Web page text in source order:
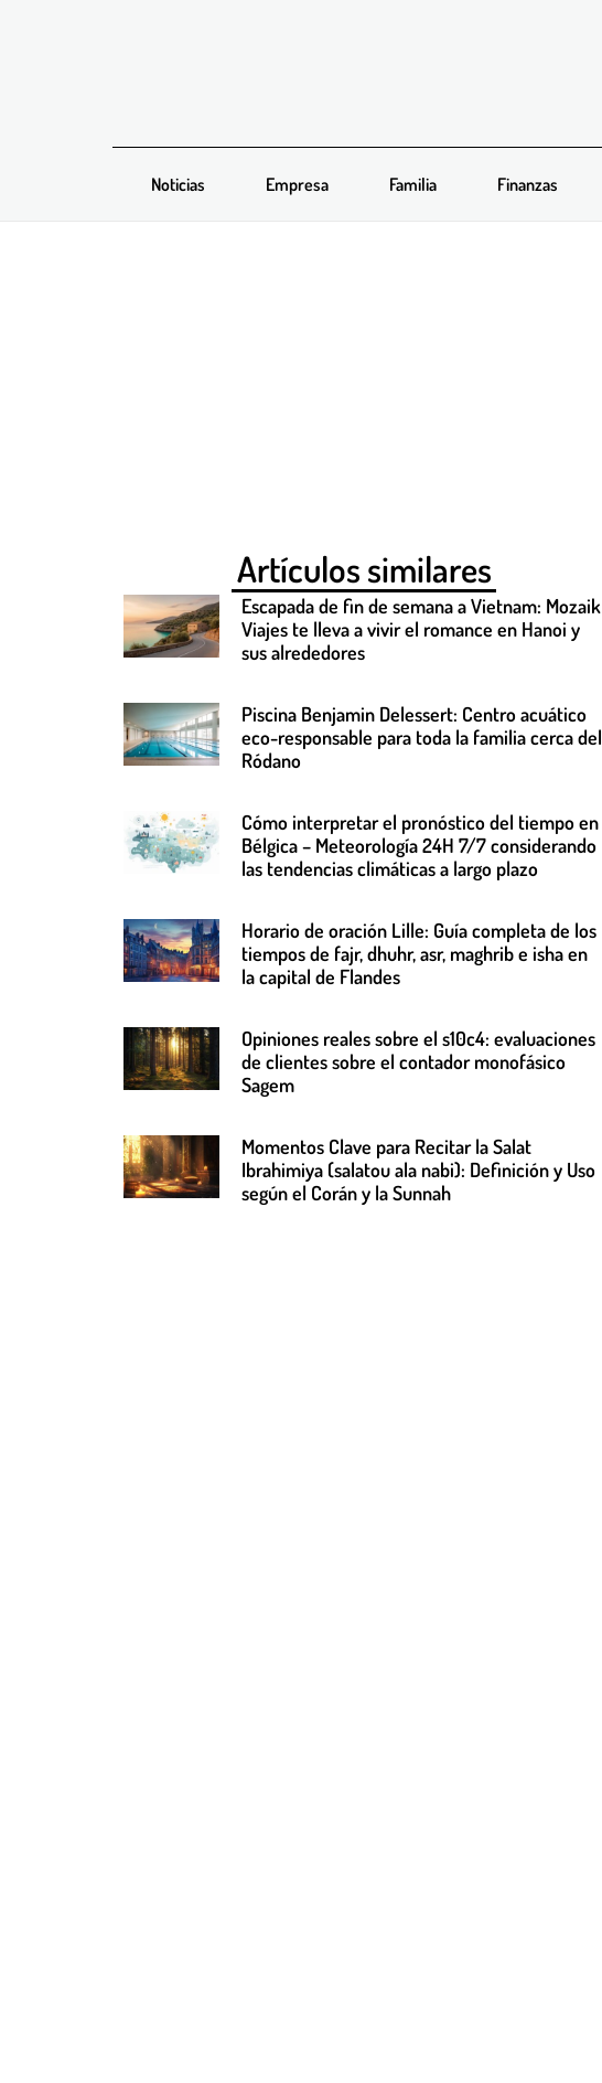
Noticias Empresa Familia Finanzas
Artículos similares
Escapada de fin de semana a Vietnam: Mozaik
Viajes te lleva a vivir el romance en Hanoi y
sus alrededores
Piscina Benjamin Delessert: Centro acuático
eco-responsable para toda la familia cerca del
Ródano
Cómo interpretar el pronóstico del tiempo en
Bélgica – Meteorología 24H 7/7 considerando
las tendencias climáticas a largo plazo
Horario de oración Lille: Guía completa de los
tiempos de fajr, dhuhr, asr, maghrib e isha en
la capital de Flandes
Opiniones reales sobre el s10c4: evaluaciones
de clientes sobre el contador monofásico
Sagem
Momentos Clave para Recitar la Salat
Ibrahimiya (salatou ala nabi): Definición y Uso
según el Corán y la Sunnah